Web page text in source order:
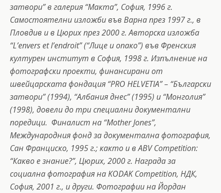
затвори” в галерия “Макта”, София, 1996 г.
Самостоятелни изложби във Варна през 1997 г., в
Пловдив и в Цюрих през 2000 г. Авторска изложба
“L’envers et l’endroit” (“Лице и опако”) във Френския
културен институт в София, 1998 г. Изпълнение на
фотографски проекти, финансирани от
швейцарската фондация “PRO HELVETIA” – “Български
затвори” (1994), “Албания днес” (1995) и “Монголия”
(1998), довели до три специални документални
поредици. Финалист на “Mother Jones”,
Международния фонд за документална фотография,
Сан Франциско, 1995 г.; както и в ABV Competition:
“Какво е знание?”, Цюрих, 2000 г. Награда за
социална фотография на KODAK Competition, НДК,
София, 2001 г., и други. Фотографии на Йордан